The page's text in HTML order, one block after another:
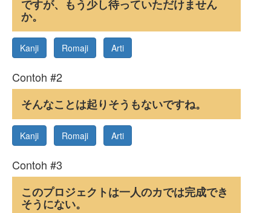
ですが、もう少し待っていただけません
か。
Kanji Romaji Arti
Contoh #2
そんなことは起りそうもないですね。
Kanji Romaji Arti
Contoh #3
このプロジェクトは一人のカでは完成でき
そうにない。